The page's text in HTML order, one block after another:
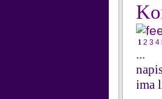
1 2 3 4
...
ima